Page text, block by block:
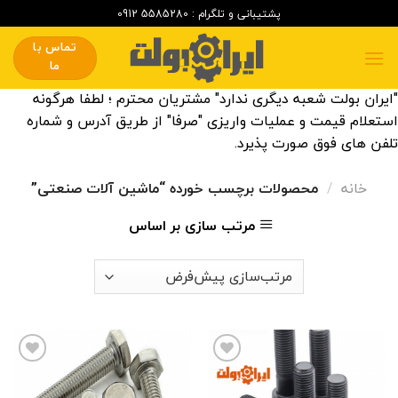
to
content
پشتیبانی و تلگرام : 5585280 0912
تماس با
ما
"ایران بولت شعبه دیگری ندارد" مشتریان محترم ؛ لطفا هرگونه
استعلام قیمت و عملیات واریزی "صرفا" از طریق آدرس و شماره
تلفن های فوق صورت پذیرد.
خانه / محصولات برچسب خورده “ماشین آلات صنعتی”
مرتب سازی بر اساس
افزودن